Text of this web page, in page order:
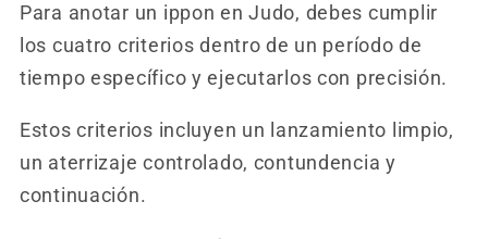
Para anotar un ippon en Judo, debes cumplir
los cuatro criterios dentro de un período de
tiempo específico y ejecutarlos con precisión.
Estos criterios incluyen un lanzamiento limpio,
un aterrizaje controlado, contundencia y
continuación.